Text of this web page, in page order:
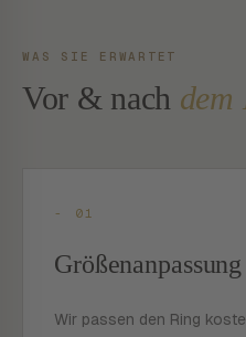
WAS SIE ERWARTET
Vor & nach dem
- 01
Größenanpassung
Wir passen den Ring